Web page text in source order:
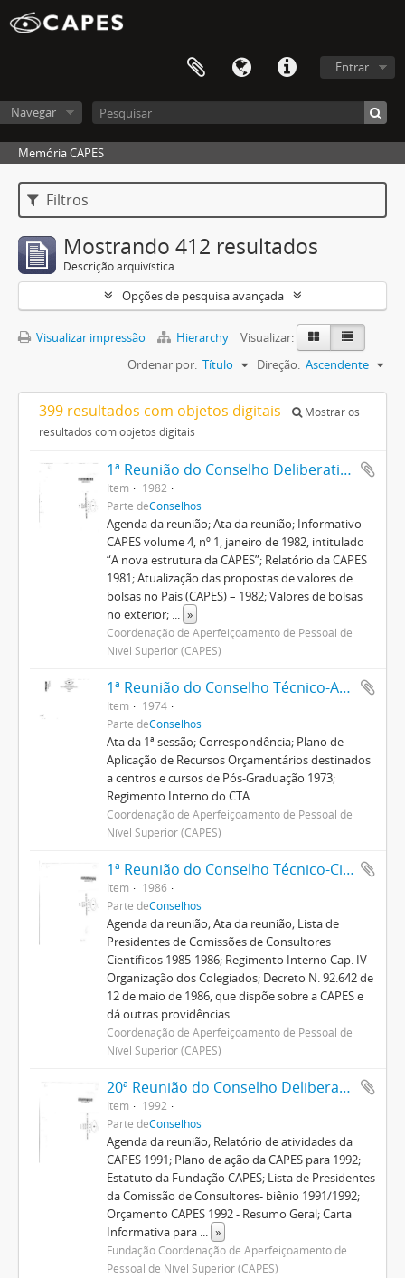
Entrar
Navegar
Memória CAPES
Filtros
Mostrando 412 resultados
Descrição arquivística
Opções de pesquisa avançada
Visualizar impressão Hierarchy
Visualizar:
Ordenar por: Título Direção: Ascendente
399 resultados com objetos digitais
Mostrar os
resultados com objetos digitais
1ª Reunião do Conselho Deliberativo
Item
1982
Parte deConselhos
Agenda da reunião; Ata da reunião; Informativo
CAPES volume 4, nº 1, janeiro de 1982, intitulado
“A nova estrutura da CAPES”; Relatório da CAPES
1981; Atualização das propostas de valores de
bolsas no País (CAPES) – 1982; Valores de bolsas
no exterior; ... »
Coordenação de Aperfeiçoamento de Pessoal de
Nível Superior (CAPES)
1ª Reunião do Conselho Técnico-Administrativo
Item
1974
Parte deConselhos
Ata da 1ª sessão; Correspondência; Plano de
Aplicação de Recursos Orçamentários destinados
a centros e cursos de Pós-Graduação 1973;
Regimento Interno do CTA.
Coordenação de Aperfeiçoamento de Pessoal de
Nível Superior (CAPES)
1ª Reunião do Conselho Técnico-Científico
Item
1986
Parte deConselhos
Agenda da reunião; Ata da reunião; Lista de
Presidentes de Comissões de Consultores
Científicos 1985-1986; Regimento Interno Cap. IV -
Organização dos Colegiados; Decreto N. 92.642 de
12 de maio de 1986, que dispõe sobre a CAPES e
dá outras providências.
Coordenação de Aperfeiçoamento de Pessoal de
Nível Superior (CAPES)
20ª Reunião do Conselho Deliberativo
Item
1992
Parte deConselhos
Agenda da reunião; Relatório de atividades da
CAPES 1991; Plano de ação da CAPES para 1992;
Estatuto da Fundação CAPES; Lista de Presidentes
da Comissão de Consultores- biênio 1991/1992;
Orçamento CAPES 1992 - Resumo Geral; Carta
Informativa para ... »
Fundação Coordenação de Aperfeiçoamento de
Pessoal de Nível Superior (CAPES)